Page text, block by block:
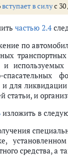
вступает в силус 30
частью 2.4
по
и
спасательных
и для
статьи, и
изложить в
средства, а